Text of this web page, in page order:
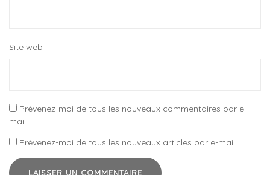
Site web
Prévenez-moi de tous les nouveaux commentaires par e-
mail.
Prévenez-moi de tous les nouveaux articles par e-mail.